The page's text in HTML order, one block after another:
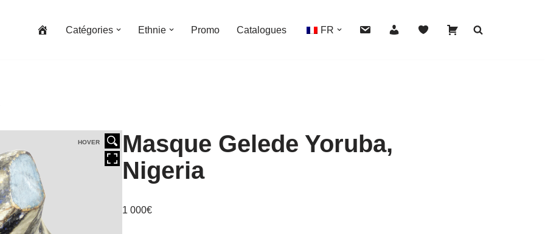
Catégories Ethnie Promo Catalogues FR
HOVER
Masque Gelede Yoruba,
Nigeria
1 000€